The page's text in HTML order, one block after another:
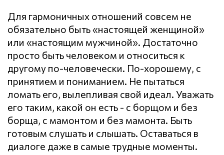
Для гармоничных отношений совсем не
обязательно быть «настоящей женщиной»
или «настоящим мужчиной». Достаточно
просто быть человеком и относиться к
другому по-человечески. По-хорошему, с
принятием и пониманием. Не пытаться
ломать его, вылепливая свой идеал. Уважать
его таким, какой он есть - с борщом и без
борща, с мамонтом и без мамонта. Быть
готовым слушать и слышать. Оставаться в
диалоге даже в самые трудные моменты.